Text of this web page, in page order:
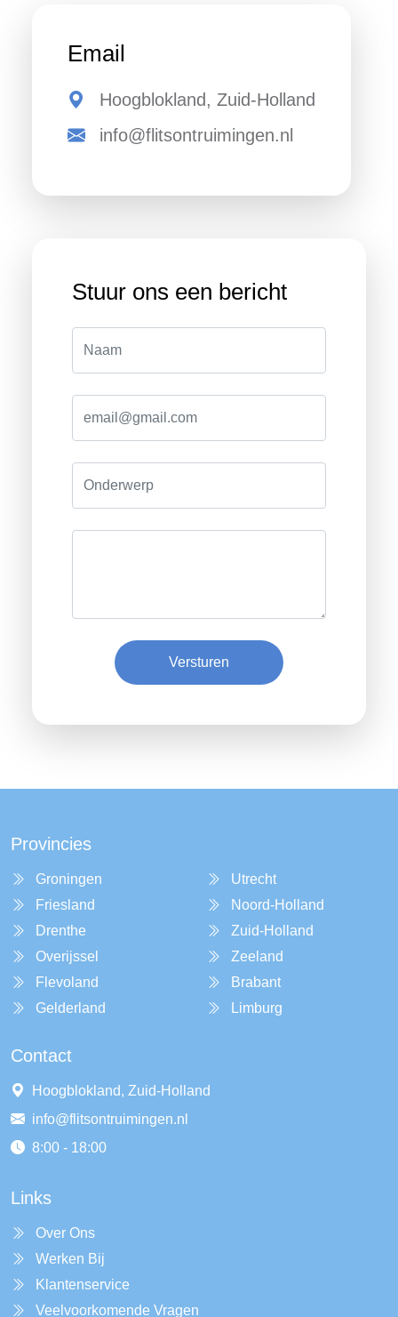
Email
Hoogblokland, Zuid-Holland
info@flitsontruimingen.nl
Stuur ons een bericht
Versturen
Provincies
Groningen
Friesland
Drenthe
Overijssel
Flevoland
Gelderland
Utrecht
Noord-Holland
Zuid-Holland
Zeeland
Brabant
Limburg
Contact
Hoogblokland, Zuid-Holland
info@flitsontruimingen.nl
8:00 - 18:00
Links
Over Ons
Werken Bij
Klantenservice
Veelvoorkomende Vragen